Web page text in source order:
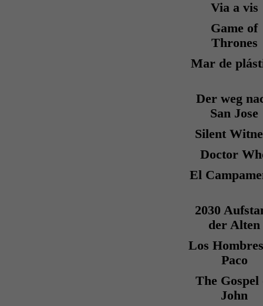
Via a vis
Game of
Thrones
Mar de
Der weg
San Jose
Silent
Doctor
El
2030
der Alten
Los
Paco
The Gospel
John